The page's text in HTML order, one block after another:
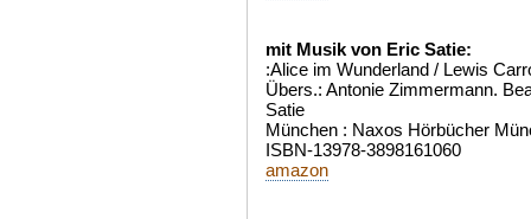
mit Musik von Eric Satie:
:Alice im Wunderland / Lewis
Übers.: Antonie Zimmermann.
Satie
München : Naxos Hörbücher
ISBN-13978-3898161060
amazon